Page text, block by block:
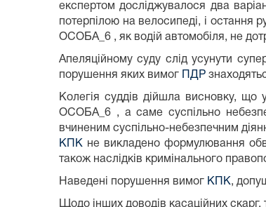
експертом досліджувалося два
потерпілою на велосипеді, і остання
ОСОБА_6 , як водій автомобіля, не
Апеляційному суду слід усунути
порушення яких вимог
ПДР
Колегія суддів дійшла висновку, що
ОСОБА_6 , а саме суспільно
вчиненим суспільно-небезпечним
КПК не викладено формулювання
також наслідків кримінального
Наведені порушення вимог КПК,
Щодо інших доводів касаційних скарг,